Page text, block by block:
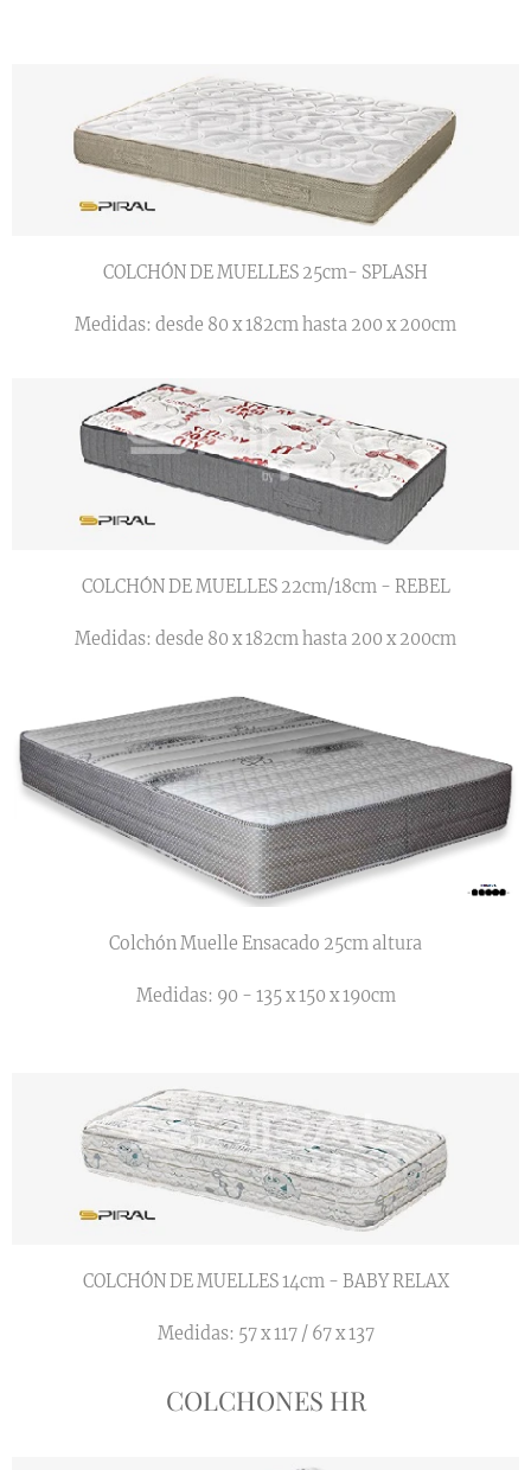
COLCHÓN DE MUELLES 25cm- SPLASH
Medidas: desde 80 x 182cm hasta 200 x 200cm
COLCHÓN DE MUELLES 22cm/18cm - REBEL
Medidas: desde 80 x 182cm hasta 200 x 200cm
Colchón Muelle Ensacado 25cm altura
Medidas: 90 - 135 x 150 x 190cm
COLCHÓN DE MUELLES 14cm - BABY RELAX
Medidas: 57 x 117 / 67 x 137
COLCHONES HR